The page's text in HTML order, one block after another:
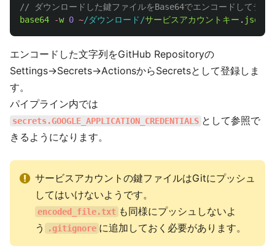
// ダウンロードした鍵ファイルをBase64でエンコードしてテキ
base64
-w 0 ~/ダウンロード/サービスアカウントキー . json
エンコードした文字列をGitHub Repositoryの
Settings→Secrets→ActionsからSecretsとして登録しま
す。
パイプライン内では
secrets.GOOGLE_APPLICATION_CREDENTIALS として参照で
きるようになります。
サービスアカウントの鍵ファイルはGitにプッシュ
してはいけないようです。
encoded_file.txt も同様にプッシュしないよ
う
.gitignore に追加しておく必要があります。